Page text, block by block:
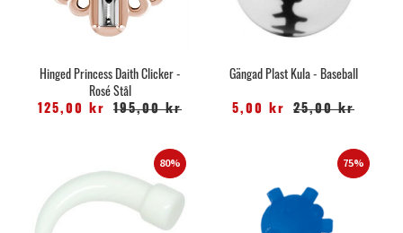
Hinged Princess Daith Clicker -
Rosé Stål
125,00 kr 195,00 kr
Gängad Plast Kula - Baseball
5,00 kr 25,00 kr
80% 75%